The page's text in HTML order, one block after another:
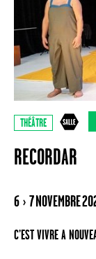
THÉÂTRE
RECORDAR
6 › 7 NOVEMBRE
C’EST VIVRE A